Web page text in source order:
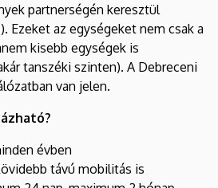
partnerségén keresztül
Ezeket az egységeket nem csak a
kisebb egységek is
tanszéki szinten). A Debreceni
van jelen.
évben
távú mobilitás is